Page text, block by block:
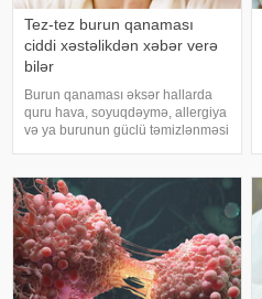
Tez-tez burun qanaması
ciddi xəstəlikdən xəbər verə
bilər
Burun qanaması əksər hallarda
quru hava, soyuqdəymə, allergiya
və ya burunun güclü təmizlənməsi
tez-tez təkrarlanır, çox olursa və
ya çətin dayanırsa, mütlə